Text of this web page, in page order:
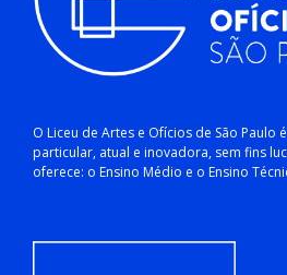
O Liceu de Artes e Ofícios de São Paulo
particular, atual e inovadora, sem fins
oferece: o Ensino Médio e o Ensino